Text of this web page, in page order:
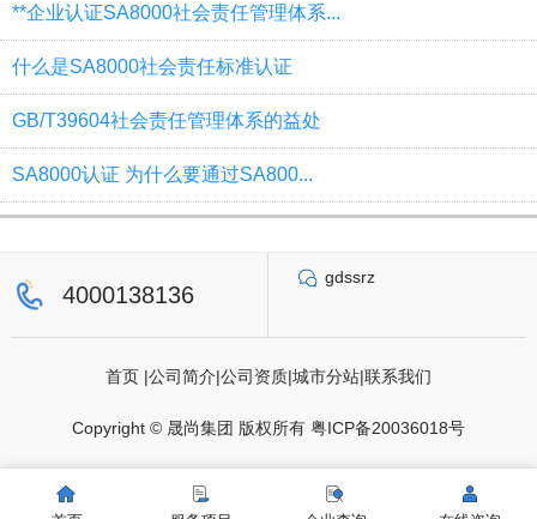
**企业认证SA8000社会责任管理体系...
什么是SA8000社会责任标准认证
GB/T39604社会责任管理体系的益处
SA8000认证 为什么要通过SA800...
4000138136
gdssrz
首页 |公司简介|公司资质|城市分站|联系我们
Copyright © 晟尚集团 版权所有 粤ICP备20036018号